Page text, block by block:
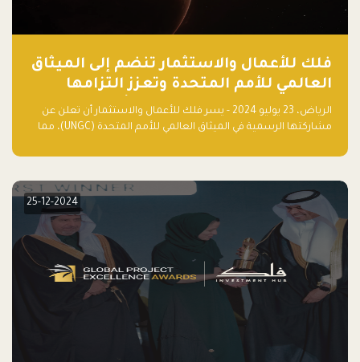
فلك للأعمال والاستثمار تنضم إلى الميثاق
العالمي للأمم المتحدة وتعزز التزامها
بالاستدامة مع مسرعة فلاقشِب: تقنيات
المناخ
الرياض، 23 يوليو 2024 - يسر فلك للأعمال والاستثمار أن تعلن عن
مشاركتها الرسمية في الميثاق العالمي للأمم المتحدة (UNGC)، مما
25-12-2024